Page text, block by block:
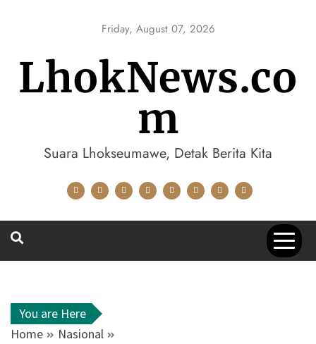
Friday, August 07, 2026
LhokNews.co
m
Suara Lhokseumawe, Detak Berita Kita
You are Here
Home
Nasional